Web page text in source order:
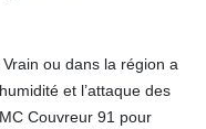
ou dans la région a
et l’attaque des
Couvreur 91 pour